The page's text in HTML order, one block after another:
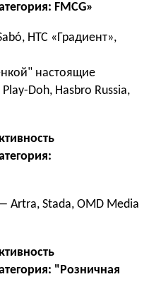
FMCG»
НТС «Градиент»,
настоящие
Doh, Hasbro Russia,
Artra, Stada, OMD Media
"Розничная